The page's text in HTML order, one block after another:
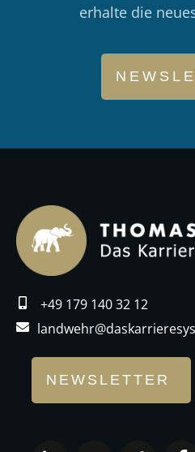
erhalte die
+49 179 140 32 12
NEWSLETTER